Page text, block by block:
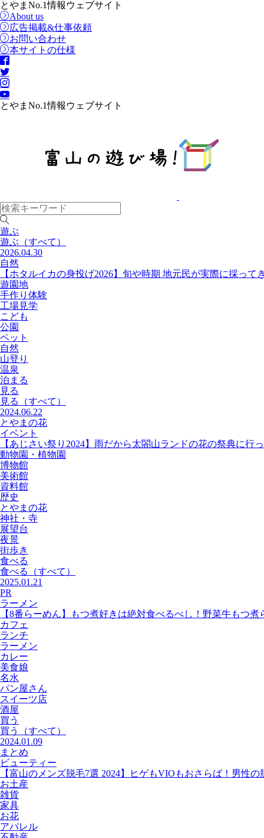
とやまNo.1情報ウェブサイト
About us
広告掲載&仕事依頼
お問い合わせ
本サイトの仕様
とやまNo.1情報ウェブサイト
遊ぶ
遊ぶ （すべて）
2026.04.30
自然
【ホタルイカの身投げ2026】旬や時期 地元民が実際に採って
遊園地
手作り体験
工場見学
こども
公園
ペット
自然
山登り
温泉
泊まる
見る
見る
（すべて）
2024.06.22
とやまの花
イベント
【あじさい祭り2024】雨だから太閤山ランドの花の祭典に行
動物園・植物園
博物館
美術館
資料館
歴史
とやまの花
神社・寺
展望台
夜景
街歩き
食べる
食べる
（すべて）
2025.01.21
PR
ラーメン
【8番らーめん】もつ煮好きは絶対食べるべし！野菜牛もつ
カフェ
ランチ
ラーメン
カレー
美食娘
名水
パン屋さん
スイーツ店
酒屋
買う
買う
（すべて）
2024.01.09
まとめ
ビューティー
【富山のメンズ脱毛7選 2024】ヒゲもVIOもおさらば！男性
お土産
雑貨
家具
お花
アパレル